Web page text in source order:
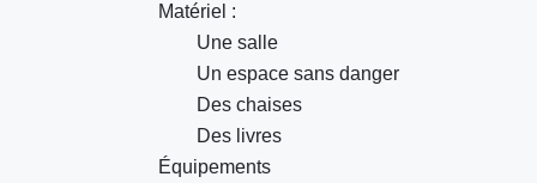
Matériel :
Une salle
Un espace sans danger
Des chaises
Des livres
Équipements